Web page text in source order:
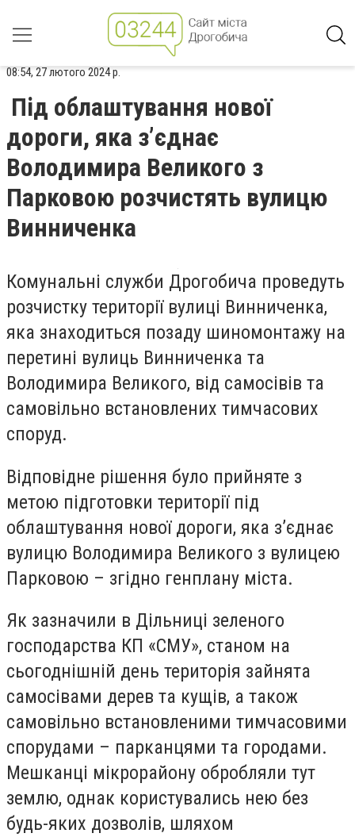
08:54, 27 лютого 2024 р.
Під облаштування нової
дороги, яка з’єднає
Володимира Великого з
Парковою розчистять вулицю
Винниченка
Комунальні служби Дрогобича проведуть
розчистку території вулиці Винниченка,
яка знаходиться позаду шиномонтажу на
перетині вулиць Винниченка та
Володимира Великого, від самосівів та
самовільно встановлених тимчасових
споруд.
Відповідне рішення було прийняте з
метою підготовки території під
облаштування нової дороги, яка з’єднає
вулицю Володимира Великого з вулицею
Парковою – згідно генплану міста.
Як зазначили в Дільниці зеленого
господарства КП «СМУ», станом на
сьогоднішній день територія зайнята
самосівами дерев та кущів, а також
самовільно встановленими тимчасовими
спорудами – парканцями та городами.
Мешканці мікрорайону обробляли тут
землю, однак користувались нею без
будь-яких дозволів, шляхом